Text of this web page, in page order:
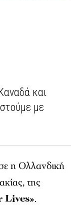
και
με
η Ολλανδική
της
Lives».